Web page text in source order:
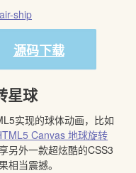
源码下载
星球
实现的球体动画，比如
Canvas 地球旋转
另外一款超炫酷的CSS3
相当震撼。